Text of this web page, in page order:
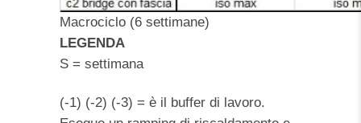
Macrociclo (6 settimane)
LEGENDA
S = settimana
(-1) (-2) (-3) = è il buffer di lavoro.